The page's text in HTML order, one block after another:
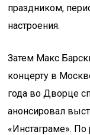
праздником,
настроения.
Затем Макс
концерту в
года во Дворце
анонсировал
«Инстаграме». По